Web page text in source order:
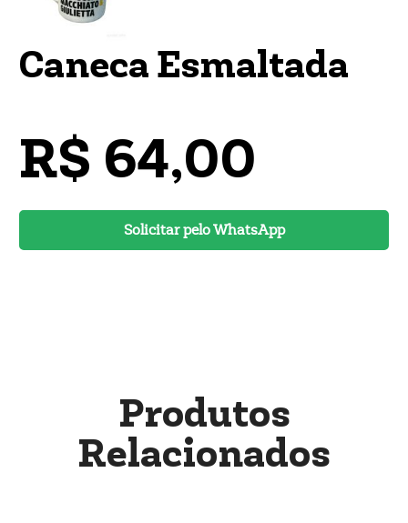
Caneca Esmaltada
R$ 64,00
Solicitar pelo WhatsApp
Produtos
Relacionados